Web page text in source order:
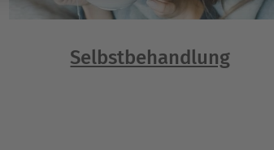
Selbstbehandlung